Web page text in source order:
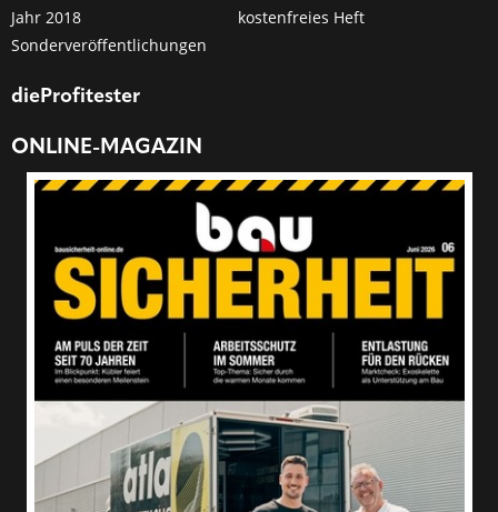
Jahr 2018
kostenfreies Heft
Sonderveröffentlichungen
dieProfitester
ONLINE-MAGAZIN